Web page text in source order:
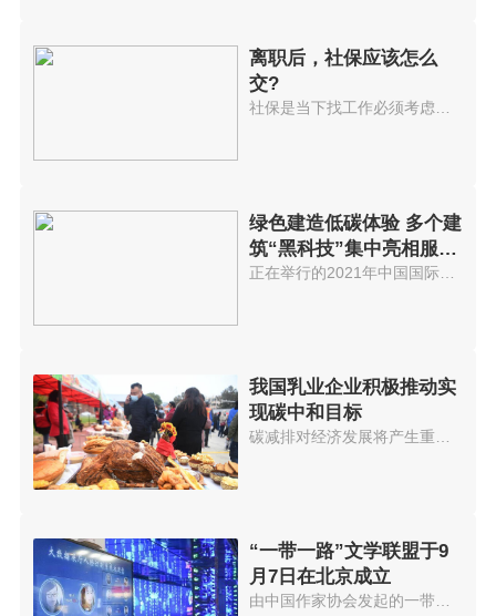
离职后，社保应该怎么
交?
社保是当下找工作必须考虑的选项...
绿色建造低碳体验 多个建
筑“黑科技”集中亮相服贸
会
正在举行的2021年中国国际服务贸...
我国乳业企业积极推动实
现碳中和目标
“一带一路”文学联盟于9
月7日在北京成立